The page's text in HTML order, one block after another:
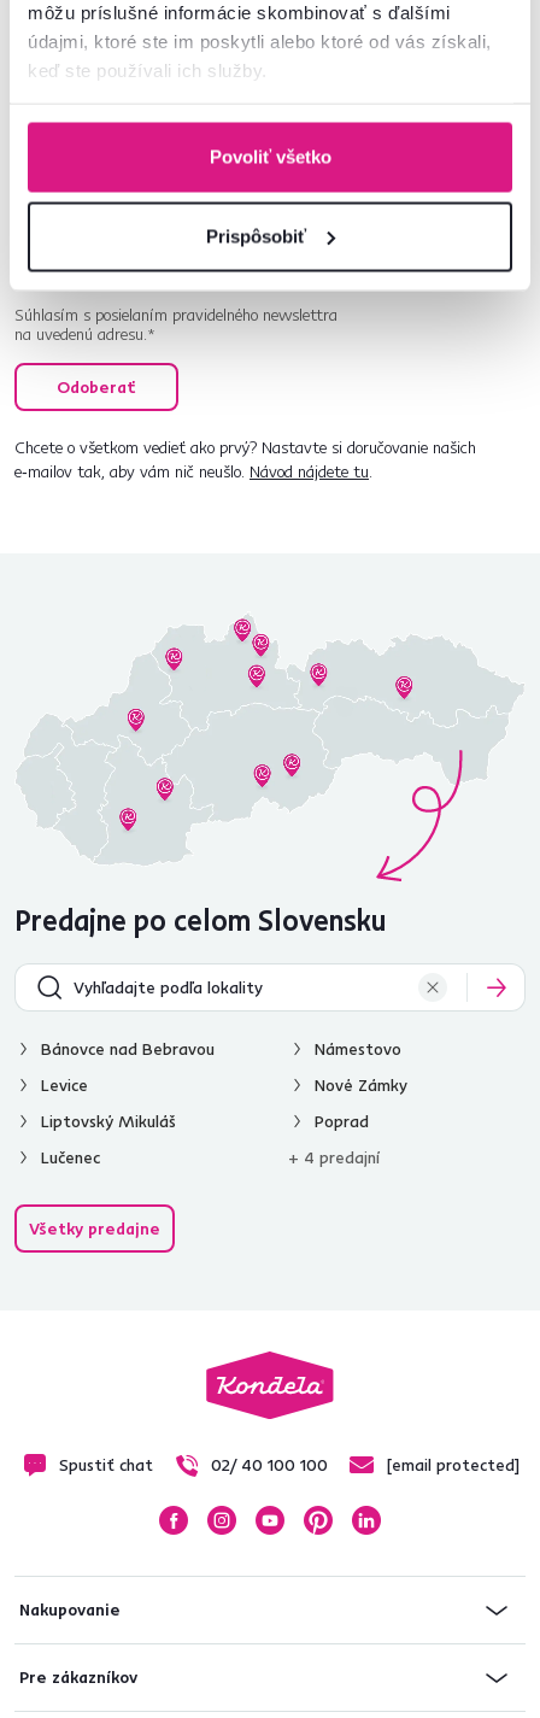
môžu príslušné informácie skombinovať s ďalšími
údajmi, ktoré ste im poskytli alebo ktoré od vás získali,
keď ste používali ich služby.
Povoliť všetko
Prispôsobiť
Newsletter
Navyše vám budeme posielať inšpirácie a výhodné
Súhlasím s posielaním pravidelného newslettra
na uvedenú adresu.*
Odoberať
Chcete o všetkom vedieť ako prvý? Nastavte si doručovanie našich
e‑mailov tak, aby vám nič neušlo. Návod nájdete tu.
Predajne po celom Slovensku
Bánovce nad Bebravou
Levice
Liptovský Mikuláš
Lučenec
Námestovo
Nové Zámky
Poprad
+ 4 predajní
Všetky predajne
Spustiť chat 02/ 40 100 100 [email protected]
Nakupovanie
Pre zákazníkov